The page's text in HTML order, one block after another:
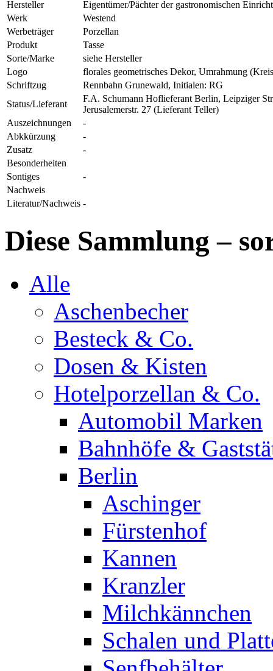
Hersteller
Eigentümer/Pächter der gastronomischen
Werk
Westend
Werbeträger
Porzellan
Produkt
Tasse
Sorte/Marke
siehe Hersteller
Logo
florales geometrisches Dekor, Umrahmung
Schriftzug
Rennbahn Grunewald, Initialen: RG
Status/Lieferant
F.A. Schumann Hoflieferant Berlin, Leipziger
Jerusalemerstr. 27 (Lieferant Teller)
Auszeichnungen
-
Abkkürzung
-
Zusatz
-
Besonderheiten
Sontiges
-
Nachweis
Literatur/Nachweis -
Diese Sammlung –
Alle
Aschenbecher
Besteck & Co.
Dosen & Kisten
Hotelporzellan & Co.
Automobil Marken
Bahnhöfe &
Berlin
Aschinger
Fürstenhof
Kannen
Kranzler
Milchkännchen
Schalen und